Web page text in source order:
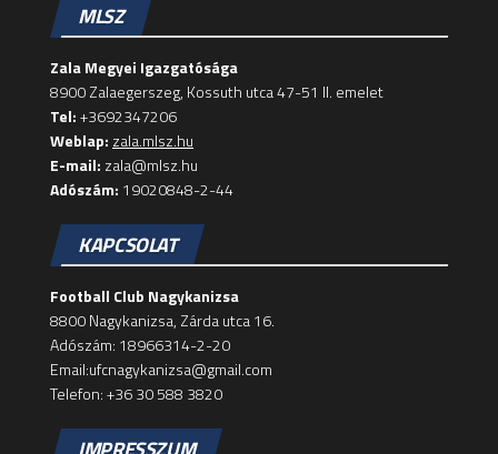
MLSZ
Zala Megyei Igazgatósága
8900 Zalaegerszeg, Kossuth utca 47-51 II. emelet
Tel:+3692347206
Weblap: zala.mlsz.hu
E-mail: zala@mlsz.hu
Adószám: 19020848-2-44
KAPCSOLAT
Football Club Nagykanizsa
8800 Nagykanizsa, Zárda utca 16.
Adószám: 18966314-2-20
Email:ufcnagykanizsa@gmail.com
Telefon: +36 30 588 3820